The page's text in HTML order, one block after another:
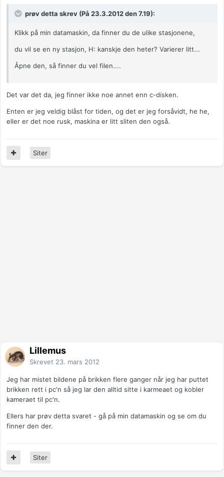
prøv detta skrev (På 23.3.2012 den 7.19):
Klikk på min datamaskin, da finner du de ulike stasjonene,
du vil se en ny stasjon, H: kanskje den heter? Varierer litt...
Åpne den, så finner du vel filen....
Det var det da, jeg finner ikke noe annet enn c-disken.
Enten er jeg veldig blåst for tiden, og det er jeg forsåvidt, he he,
eller er det noe rusk, maskina er litt sliten den også.
Siter
Lillemus
Skrevet 23. mars 2012
Jeg har mistet bildene på brikken flere ganger når jeg har puttet
brikken rett i pc'n så jeg lar den alltid sitte i karmeaet og kobler
kameraet til pc'n.
Ellers har prøv detta svaret - gå på min datamaskin og se om du
finner den der.
Siter